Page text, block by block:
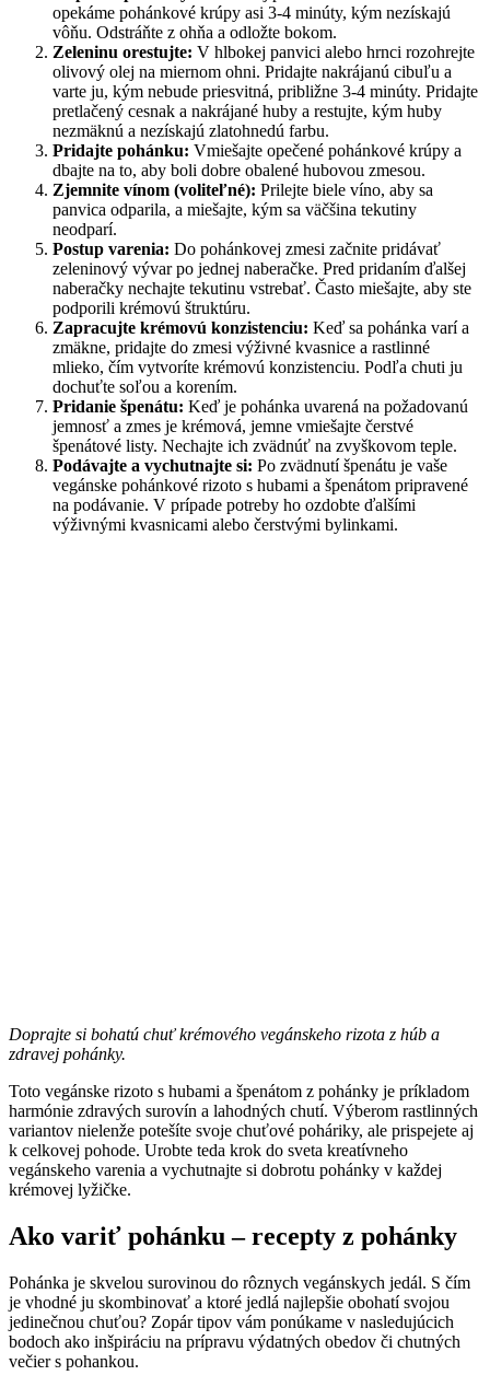
opekáme pohánkové krúpy asi 3-4 minúty, kým nezískajú
vôňu. Odstráňte z ohňa a odložte bokom.
Zeleninu orestujte: V hlbokej panvici alebo hrnci rozohrejte
olivový olej na miernom ohni. Pridajte nakrájanú cibuľu a
varte ju, kým nebude priesvitná, približne 3-4 minúty. Pridajte
pretlačený cesnak a nakrájané huby a restujte, kým huby
nezmäknú a nezískajú zlatohnedú farbu.
Pridajte pohánku: Vmiešajte opečené pohánkové krúpy a
dbajte na to, aby boli dobre obalené hubovou zmesou.
Zjemnite vínom (voliteľné): Prilejte biele víno, aby sa
panvica odparila, a miešajte, kým sa väčšina tekutiny
neodparí.
Postup varenia: Do pohánkovej zmesi začnite pridávať
zeleninový vývar po jednej naberačke. Pred pridaním ďalšej
naberačky nechajte tekutinu vstrebať. Často miešajte, aby ste
podporili krémovú štruktúru.
Zapracujte krémovú konzistenciu: Keď sa pohánka varí a
zmäkne, pridajte do zmesi výživné kvasnice a rastlinné
mlieko, čím vytvoríte krémovú konzistenciu. Podľa chuti ju
dochuťte soľou a korením.
Pridanie špenátu: Keď je pohánka uvarená na požadovanú
jemnosť a zmes je krémová, jemne vmiešajte čerstvé
špenátové listy. Nechajte ich zvädnúť na zvyškovom teple.
Podávajte a vychutnajte si: Po zvädnutí špenátu je vaše
vegánske pohánkové rizoto s hubami a špenátom pripravené
na podávanie. V prípade potreby ho ozdobte ďalšími
výživnými kvasnicami alebo čerstvými bylinkami.
Doprajte si bohatú chuť krémového vegánskeho rizota z húb a
zdravej pohánky.
Toto vegánske rizoto s hubami a špenátom z pohánky je príkladom
harmónie zdravých surovín a lahodných chutí. Výberom rastlinných
variantov nielenže potešíte svoje chuťové poháriky, ale prispejete aj
k celkovej pohode. Urobte teda krok do sveta kreatívneho
vegánskeho varenia a vychutnajte si dobrotu pohánky v každej
krémovej lyžičke.
Ako variť pohánku – recepty z pohánky
Pohánka je skvelou surovinou do rôznych vegánskych jedál. S čím
je vhodné ju skombinovať a ktoré jedlá najlepšie obohatí svojou
jedinečnou chuťou? Zopár tipov vám ponúkame v nasledujúcich
bodoch ako inšpiráciu na prípravu výdatných obedov či chutných
večier s pohankou.